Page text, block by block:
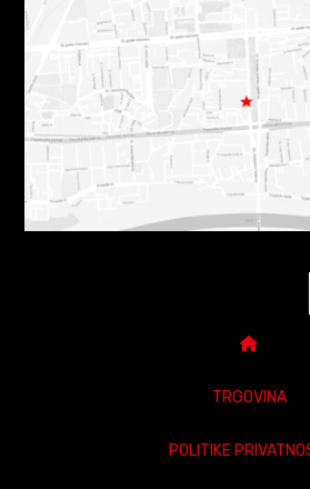
TRGOVINA
POLITIKE